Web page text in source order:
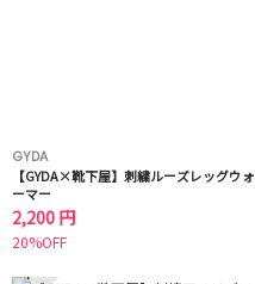
GYDA
【GYDA×靴下屋】刺繍ルーズレッグウォ
ーマー
2,200 円
20%OFF
7